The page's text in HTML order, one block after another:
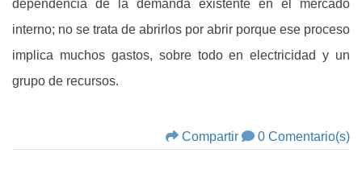
dependencia de la demanda existente en el mercado
interno; no se trata de abrirlos por abrir porque ese proceso
implica muchos gastos, sobre todo en electricidad y un
grupo de recursos.
Compartir 0 Comentario(s)